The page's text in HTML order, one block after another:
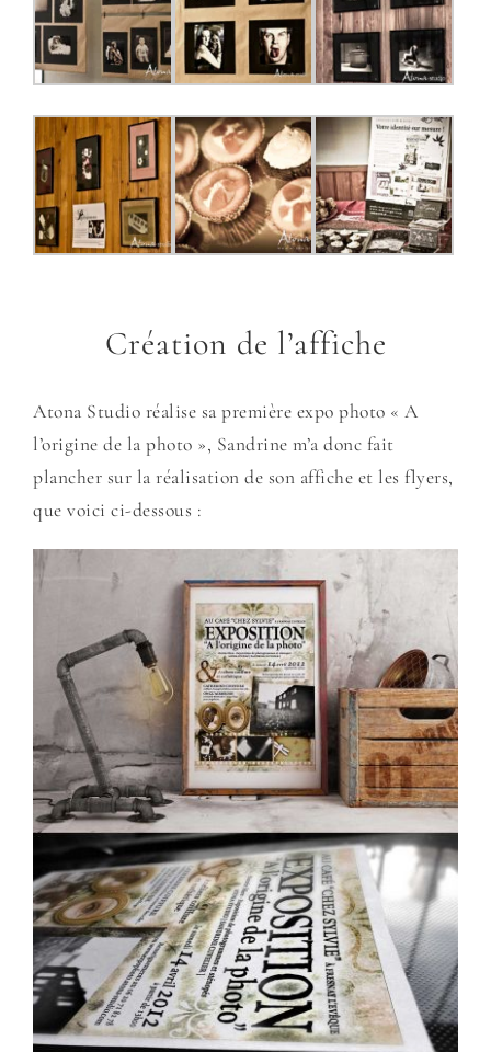
Création de l’affiche
Atona Studio réalise sa première expo photo « A
l’origine de la photo », Sandrine m’a donc fait
plancher sur la réalisation de son affiche et les flyers,
que voici ci-dessous :